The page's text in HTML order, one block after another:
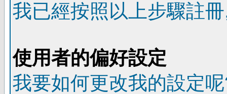
我已經按照以上步驟註
使用者的偏好設定
我要如何更改我的設定